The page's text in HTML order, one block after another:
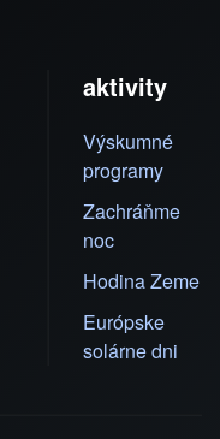
aktivity
Výskumné
programy
Zachráňme
noc
Hodina Zeme
Európske
solárne dni